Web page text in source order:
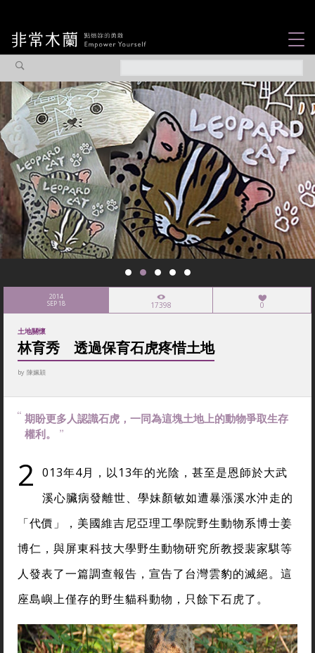
觀點專欄
焦點企劃
社會企業
認識我們
2014
SEP 18 17398 0
土地關懷
林育秀 透過保育石虎疼惜土地
by 陳姵穎
期盼更多人認識石虎，一同為這塊土地上的動物爭取生存
權利。
2 013年4月，以13年的光陰，甚至是恩師於大武
溪心臟病發離世、學妹顏敏如遭暴漲溪水沖走的
「代價」，美國維吉尼亞理工學院野生動物系博士姜
博仁，與屏東科技大學野生動物研究所教授裴家騏等
人發表了一篇調查報告，宣告了台灣雲豹的滅絕。這
座島嶼上僅存的野生貓科動物，只餘下石虎了。